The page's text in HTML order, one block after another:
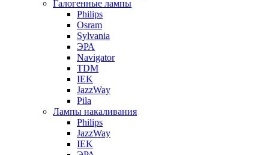
Галогенные лампы
Philips
Osram
Sylvania
ЭРА
Navigator
TDM
IEK
JazzWay
Pila
Лампы накаливания
Philips
JazzWay
IEK